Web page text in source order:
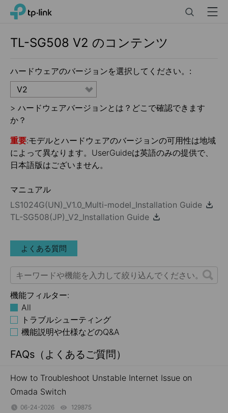
Click
navigation
TP-Link, Reliably Smart Menu
TL-SG508 V2 のコンテンツ
ハードウェアのバージョンを選択してください。:
V2
> ハードウェアバージョンとは？どこで確認できます
か？
重要:モデルとハードウェアのバージョンの可用性は地域
によって異なります。UserGuideは英語のみの提供で、
日本語版はございません。
マニュアル
LS1024G(UN)_V1.0_Multi-model_Installation Guide
TL-SG508(JP)_V2_Installation Guide
よくある質問
機能フィルター:
All
トラブルシューティング
機能説明や仕様などのQ&A
FAQs（よくあるご質問）
How to Troubleshoot Unstable Internet Issue on
Omada Switch
06-24-2026 129875